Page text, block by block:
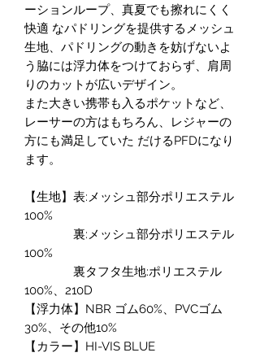
ーションループ、真夏でも擦れにくく
快適 なパドリングを提供するメッシュ
生地、パドリングの動きを妨げないよ
う脇には浮力体をつけておらず、肩周
りのカットが広いデザイン。
また大きい携帯も入るポケットなど、
レーサーの方はもちろん、レジャーの
方にも満足していた だけるPFDになり
ます。
【生地】表:メッシュ部分ポリエステル
100%
裏:メッシュ部分ポリエステル
100%
裏タフタ生地:ポリエステル
100%、210D
【浮力体】NBR ゴム60%、PVCゴム
30%、その他10%
【カラー】HI-VIS BLUE